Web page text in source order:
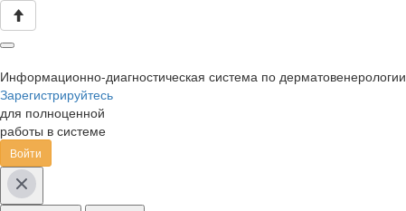
Информационно-диагностическая система по дерматовенерологии
Зарегистрируйтесь
для полноценной
работы в системе
Войти